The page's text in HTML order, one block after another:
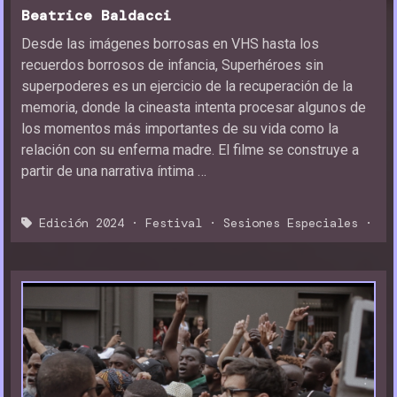
Beatrice Baldacci
Desde las imágenes borrosas en VHS hasta los
recuerdos borrosos de infancia, Superhéroes sin
superpoderes es un ejercicio de la recuperación de la
memoria, donde la cineasta intenta procesar algunos de
los momentos más importantes de su vida como la
relación con su enferma madre. El filme se construye a
partir de una narrativa íntima …
Edición 2024 · Festival · Sesiones Especiales ·